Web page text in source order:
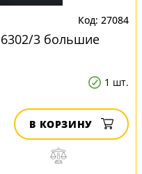
27084
3 большие
1 шт.
В КОРЗИНУ